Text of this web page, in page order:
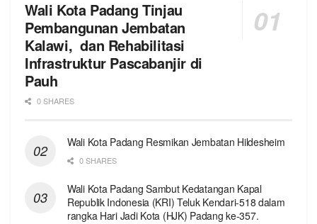
Wali Kota Padang Tinjau
Pembangunan Jembatan
Kalawi, dan Rehabilitasi
Infrastruktur Pascabanjir di
Pauh
0 SHARES
Wali Kota Padang Resmikan Jembatan Hildesheim
0 SHARES
Wali Kota Padang Sambut Kedatangan Kapal
Republik Indonesia (KRI) Teluk Kendari-518 dalam
rangka Hari Jadi Kota (HJK) Padang ke-357.